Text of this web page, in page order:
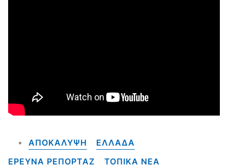
ΑΠΟΚΑΛΥΨΗ
ΕΛΛΑΔΑ
ΕΡΕΥΝΑ ΡΕΠΟΡΤΑΖ
ΤΟΠΙΚΑ NEA